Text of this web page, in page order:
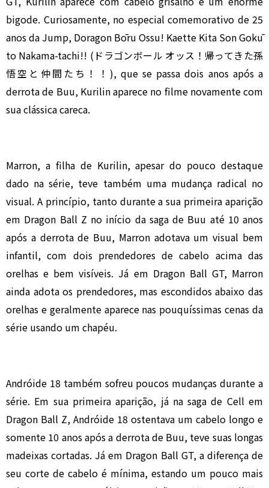
bigode. Curiosamente, no especial comemorativo de 25
anos da Jump, Doragon Bōru Ossu! Kaette Kita Son Gokū
to Nakama-tachi!! (ドラゴンボール オッス！帰ってきた孫
悟空と仲間たち！！), que se passa dois anos após a
derrota de Buu, Kurilin aparece no filme novamente com
sua clássica careca.
Marron, a filha de Kurilin, apesar do pouco destaque
dado na série, teve também uma mudança radical no
visual. A princípio, tanto durante a sua primeira aparição
em Dragon Ball Z no início da saga de Buu até 10 anos
após a derrota de Buu, Marron adotava um visual bem
infantil, com dois prendedores de cabelo acima das
orelhas e bem visíveis. Já em Dragon Ball GT, Marron
ainda adota os prendedores, mas escondidos abaixo das
orelhas e geralmente aparece nas pouquíssimas cenas da
série usando um chapéu.
Andróide 18 também sofreu poucos mudanças durante a
série. Em sua primeira aparição, já na saga de Cell em
Dragon Ball Z, Andróide 18 ostentava um cabelo longo e
somente 10 anos após a derrota de Buu, teve suas longas
madeixas cortadas. Já em Dragon Ball GT, a diferença de
seu corte de cabelo é mínima, estando um pouco mais